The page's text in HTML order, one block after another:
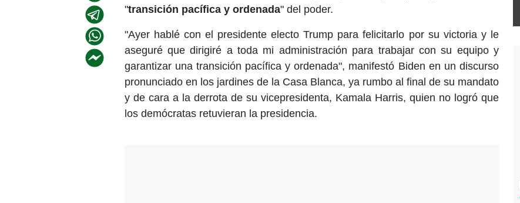
"transición pacífica y ordenada" del poder.
"Ayer hablé con el presidente electo Trump para felicitarlo por su victoria y le
aseguré que dirigiré a toda mi administración para trabajar con su equipo y
garantizar una transición pacífica y ordenada", manifestó Biden en un discurso
pronunciado en los jardines de la Casa Blanca, ya rumbo al final de su mandato
y de cara a la derrota de su vicepresidenta, Kamala Harris, quien no logró que
los demócratas retuvieran la presidencia.